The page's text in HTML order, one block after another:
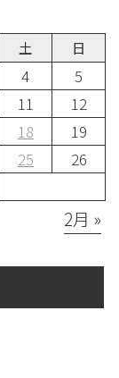
土 日
4
5
11
12
18
19
25
26
2月 »